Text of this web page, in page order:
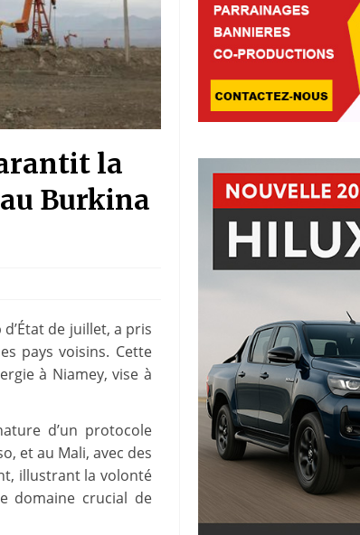
la
Burkina
de juillet, a pris
pays voisins. Cette
à Niamey, vise à
d’un protocole
et au Mali, avec des
illustrant la volonté
domaine crucial de